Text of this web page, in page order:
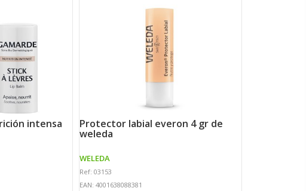
protector labial everon 4 gr de
weleda
WELEDA
Ref: 03153
EAN: 4001638088381